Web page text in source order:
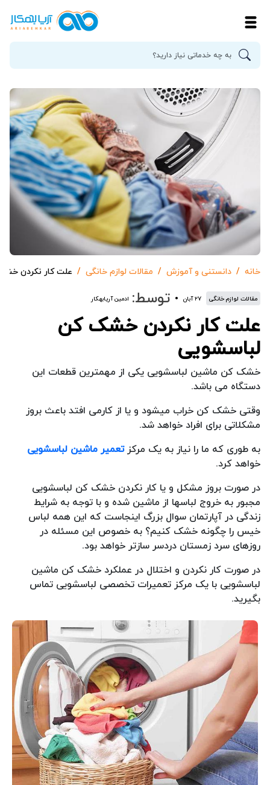
خانه دانستنی و آموزش مقالات لوازم خانگی علت کار نکردن
مقالات لوازم خانگی ۲۷ آبان توسط: ادمین آریابهکار
علت کار نکردن خشک کن
لباسشویی
خشک کن ماشین لباسشویی یکی از مهمترین قطعات این
دستگاه می باشد.
وقتی خشک کن خراب میشود و یا از کارمی افتد باعث بروز
مشکلاتی برای افراد خواهد شد.
به طوری که ما را نیاز به یک مرکزتعمیر ماشین لباسشویی
خواهد کرد.
در صورت بروز مشکل و یا کار نکردن خشک کن لباسشویی
مجبور به خروج لباسها از ماشین شده و با توجه به شرایط
زندگی در آپارتمان سوال بزرگ اینجاست که این همه لباس
خیس را چگونه خشک کنیم؟ به خصوص این مسئله در
روزهای سرد زمستان دردسر سازتر خواهد بود.
در صورت کار نکردن و اختلال در عملکرد خشک کن ماشین
لباسشویی با یک مرکز تعمیرات تخصصی لباسشویی تماس
بگیرید.